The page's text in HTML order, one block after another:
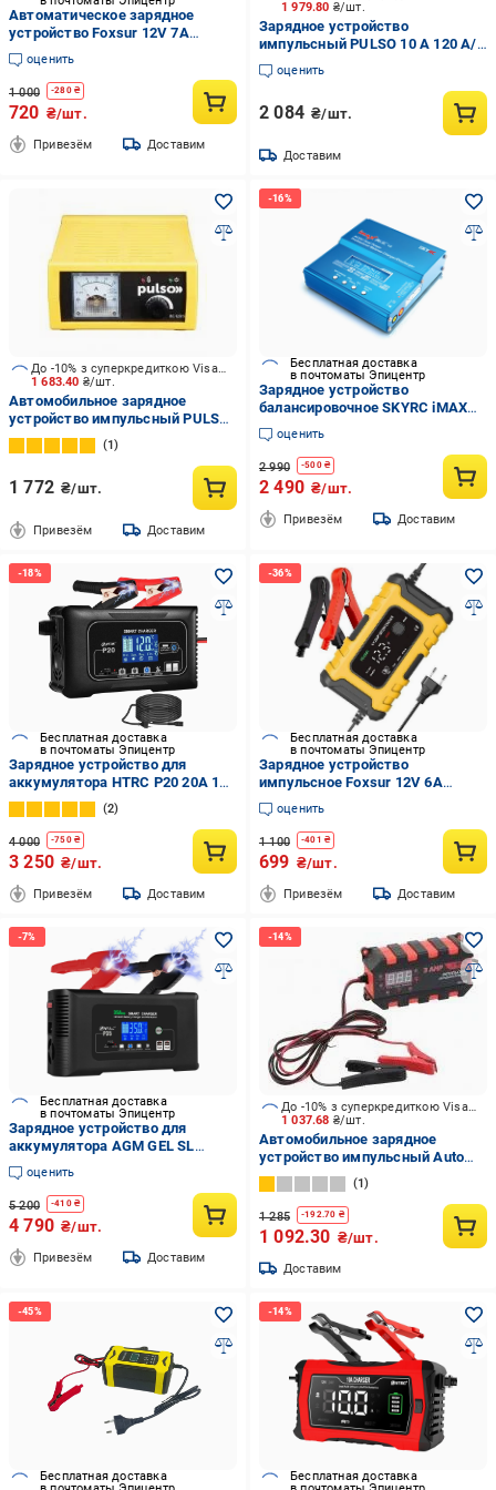
Автоматическое зарядное
устройство Foxsur 12V 7A
микропроцессорное под все
типы аккумуляторов (7A)
оценить
1 000 -280₴
720 ₴/шт.
Привезём Доставим
1 979.80 ₴/шт.
Зарядное устройство
импульсный PULSO 10 А 120 А/
год (BC-40120)
оценить
2 084 ₴/шт.
Доставим
1 683.40 ₴/шт.
До -10% з суперкредиткою Visa Вигода
Автомобильное зарядное
устройство импульсный PULSO
15 А 150 А/год (BC-12015)
1
1 772 ₴/шт.
Привезём Доставим
Бесплатная доставка
в почтоматы Эпицентр
Зарядное устройство
балансировочное SKYRC iMAX
B6AC V2 для аккумуляторов Li-
Po/Li-Ion/Li-Fe/NiMH/NiCd 50W
6A (001231)
оценить
2 990 -500₴
2 490 ₴/шт.
Привезём Доставим
Бесплатная доставка
в почтоматы Эпицентр
Зарядное устройство для
аккумулятора HTRC P20 20A 12-
24V Автоматическое (19306400)
2
4 000 -750₴
3 250 ₴/шт.
Привезём Доставим
Бесплатная доставка
в почтоматы Эпицентр
Зарядное устройство
импульсное Foxsur 12V 6A
(FBC1206D)
оценить
1 100 -401 ₴
699 ₴/шт.
Привезём Доставим
Бесплатная доставка
в почтоматы Эпицентр
Зарядное устройство для
аккумулятора AGM GEL SL
LiFePO4 HTRC P35 35A 12 24V
(33822535)
оценить
5 200 -410₴
4 790 ₴/шт.
Привезём Доставим
1 037.68 ₴/шт.
До -10% з суперкредиткою Visa Вигода
Автомобильное зарядное
устройство импульсный Auto
Assistance AGM/GEL/SLA 6V-12V
3 А
1
1 285 -192.70 ₴
1 092.30 ₴/шт.
Доставим
Бесплатная доставка
Бесплатная доставка